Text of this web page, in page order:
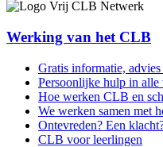
Werking van het CLB
Gratis informatie,
Persoonlijke hulp in alle
Hoe werken CLB en
We werken samen met
Ontevreden? Een
CLB voor leerlingen